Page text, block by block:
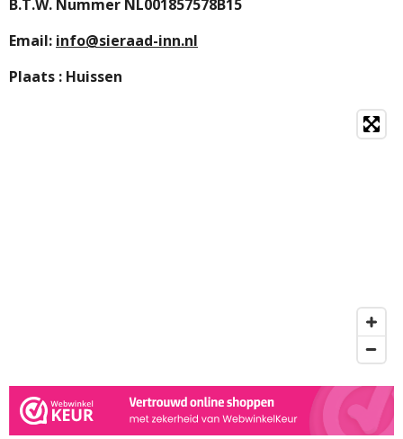
B.T.W. Nummer NL001857578B15
Email: info@sieraad-inn.nl
Plaats : Huissen